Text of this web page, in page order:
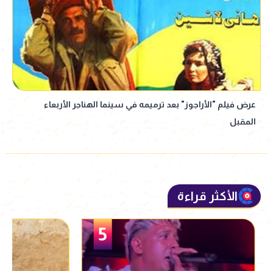
عرض فيلم "الأراجوز" بعد ترميمه في سينما الهناجر الأربعاء
المقبل
الأكثر قراءة
5